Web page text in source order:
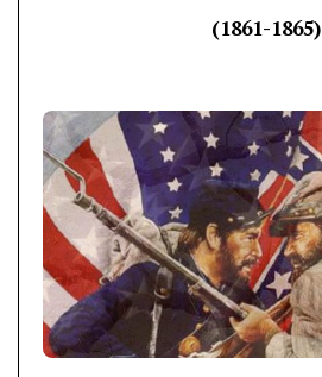
(1861-1865)